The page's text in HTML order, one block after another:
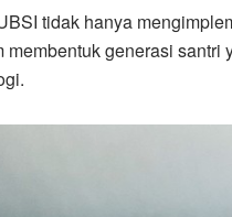
tidak hanya
generasi